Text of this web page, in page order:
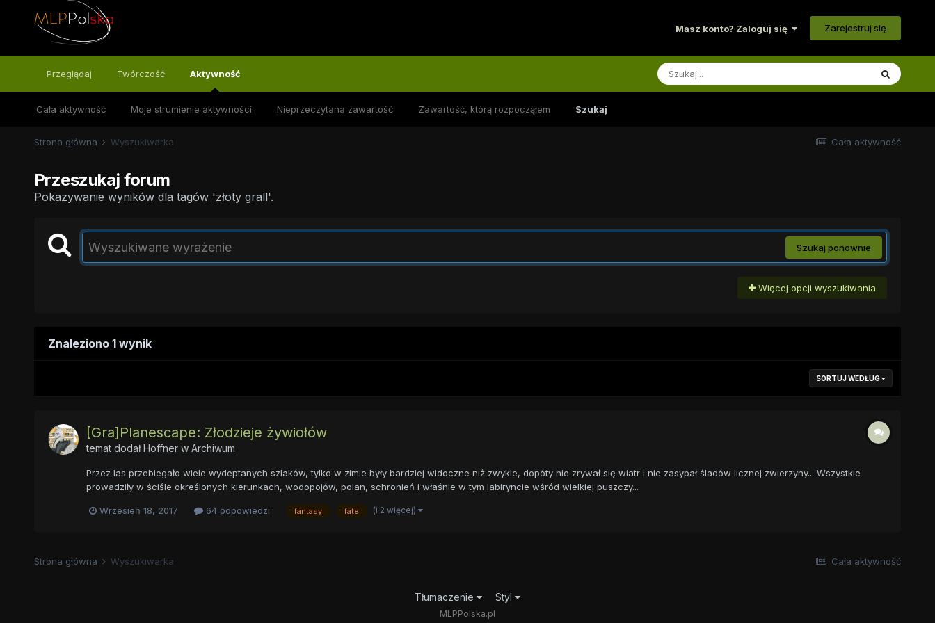
Masz konto? Zaloguj się Zarejestruj się
Przeglądaj Twórczość Aktywność
Cała aktywność Moje strumienie aktywności Nieprzeczytana zawartość Zawartość, którą rozpocząłem Szukaj
Cała aktywność
Strona główna Wyszukiwarka
Przeszukaj forum
Pokazywanie wyników dla tagów 'złoty grall'.
Szukaj ponownie
Więcej opcji wyszukiwania
Znaleziono 1 wynik
SORTUJ WEDŁUG
[Gra]Planescape: Złodzieje żywiołów
temat dodałHoffnerw Archiwum
Przez las przebiegało wiele wydeptanych szlaków, tylko w zimie były bardziej widoczne niż zwykle, dopóty nie zrywał się wiatr i nie zasypał śladów licznej zwierzyny... Wszystkie
prowadziły w ściśle określonych kierunkach, wodopojów, polan, schronień i właśnie w tym labiryncie wśród wielkiej puszczy...
Wrzesień 18, 2017 64 odpowiedzi fantasy fate (i 2 więcej)
Cała aktywność
Strona główna Wyszukiwarka
Tłumaczenie Styl
MLPPolska.pl